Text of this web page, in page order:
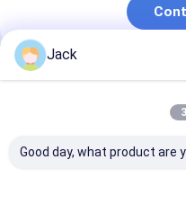
goupilles de meulage
Goupilles de meulage de
lame plaquée de
Nos Catégories
Jack
Good day, what product are